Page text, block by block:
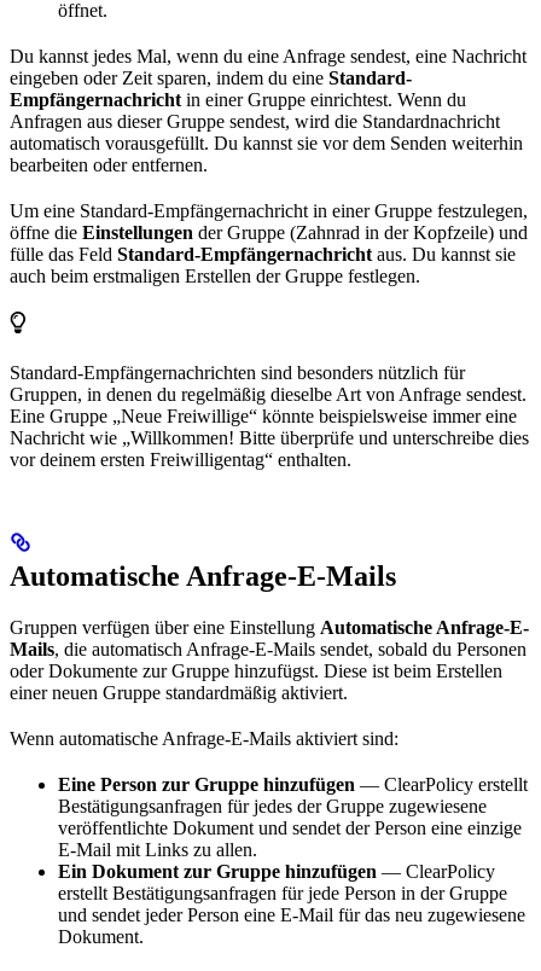
öffnet.
Du kannst jedes Mal, wenn du eine Anfrage sendest, eine Nachricht
eingeben oder Zeit sparen, indem du eine Standard-
Empfängernachricht in einer Gruppe einrichtest. Wenn du
Anfragen aus dieser Gruppe sendest, wird die Standardnachricht
automatisch vorausgefüllt. Du kannst sie vor dem Senden weiterhin
bearbeiten oder entfernen.
Um eine Standard-Empfängernachricht in einer Gruppe festzulegen,
öffne die Einstellungen der Gruppe (Zahnrad in der Kopfzeile) und
fülle das Feld Standard-Empfängernachricht aus. Du kannst sie
auch beim erstmaligen Erstellen der Gruppe festlegen.
Standard-Empfängernachrichten sind besonders nützlich für
Gruppen, in denen du regelmäßig dieselbe Art von Anfrage sendest.
Eine Gruppe „Neue Freiwillige“ könnte beispielsweise immer eine
Nachricht wie „Willkommen! Bitte überprüfe und unterschreibe dies
vor deinem ersten Freiwilligentag“ enthalten.
Automatische Anfrage-E-Mails
Gruppen verfügen über eine Einstellung Automatische Anfrage-E-
Mails, die automatisch Anfrage-E-Mails sendet, sobald du Personen
oder Dokumente zur Gruppe hinzufügst. Diese ist beim Erstellen
einer neuen Gruppe standardmäßig aktiviert.
Wenn automatische Anfrage-E-Mails aktiviert sind:
Eine Person zur Gruppe hinzufügen — ClearPolicy erstellt
Bestätigungsanfragen für jedes der Gruppe zugewiesene
veröffentlichte Dokument und sendet der Person eine einzige
E-Mail mit Links zu allen.
Ein Dokument zur Gruppe hinzufügen — ClearPolicy
erstellt Bestätigungsanfragen für jede Person in der Gruppe
und sendet jeder Person eine E-Mail für das neu zugewiesene
Dokument.